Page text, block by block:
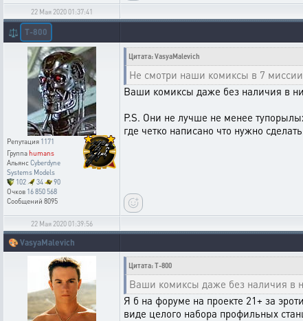
22 Мая 2020 01:37:41
⚖️ T-800
Репутация 1171
Группаhumans
АльянсCyberdyne
Systems Models
102
34
90
Очков 16 850 568
Сообщений 8095
Цитата: VasyaMalevich
Не смотри наши комиксы в 7
Ваши комиксы даже без наличия в
P.S. Они не лучше не менее
где четко написано что нужно
22 Мая 2020 01:39:56
🎨 VasyaMalevich
Цитата: T-800
Ваши комиксы даже без наличия в
Я б на форуме на проекте 21+ за
виде целого набора профильных